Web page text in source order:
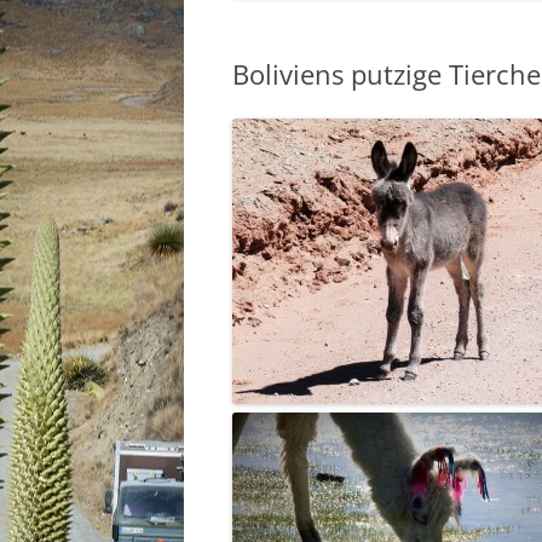
Boliviens putzige